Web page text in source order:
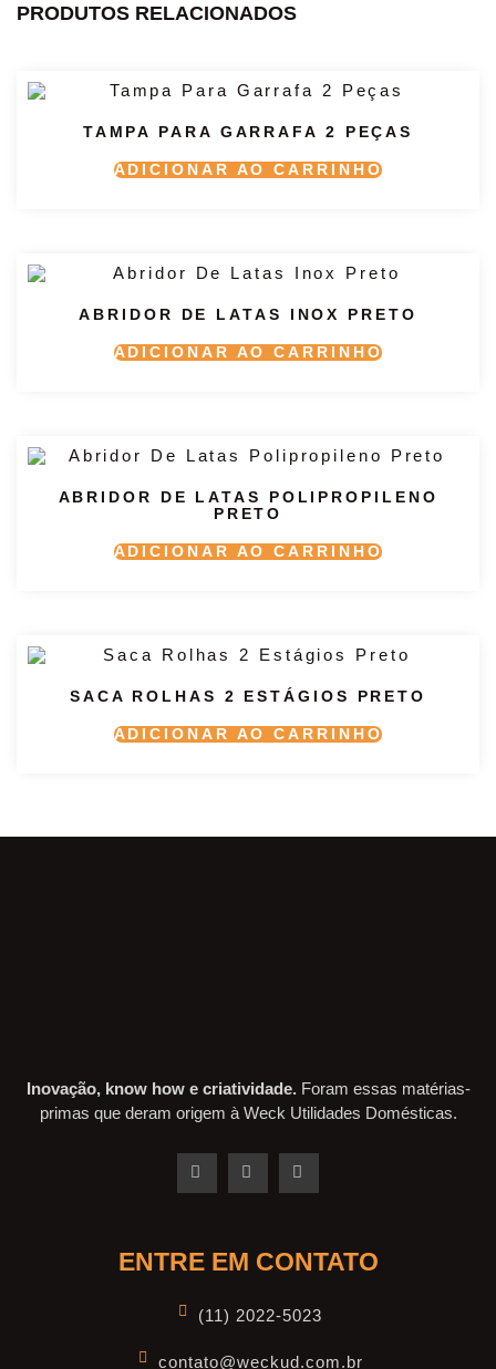
PRODUTOS RELACIONADOS
TAMPA PARA GARRAFA 2 PEÇAS
ADICIONAR AO CARRINHO
ABRIDOR DE LATAS INOX PRETO
ADICIONAR AO CARRINHO
ABRIDOR DE LATAS POLIPROPILENO
PRETO
ADICIONAR AO CARRINHO
SACA ROLHAS 2 ESTÁGIOS PRETO
ADICIONAR AO CARRINHO
Inovação, know how e criatividade. Foram essas matérias-
primas que deram origem à Weck Utilidades Domésticas.
ENTRE EM CONTATO
(11) 2022-5023
contato@weckud.com.br